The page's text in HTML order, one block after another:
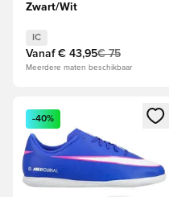
Zwart/Wit
IC
Vanaf € 43,95€ 75
Meerdere maten beschikbaar
Opent een venster om in
-40%